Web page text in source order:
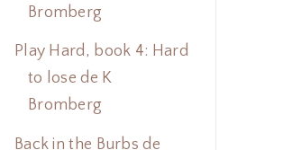
Bromberg
Play Hard, book 4: Hard
to lose de K
Bromberg
Back in the Burbs de